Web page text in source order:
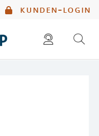
kunden-login